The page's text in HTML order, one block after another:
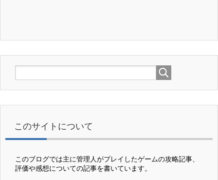
このサイトについて
このブログでは主に管理人がプレイしたゲームの攻略記事、
評価や感想についての記事を書いています。